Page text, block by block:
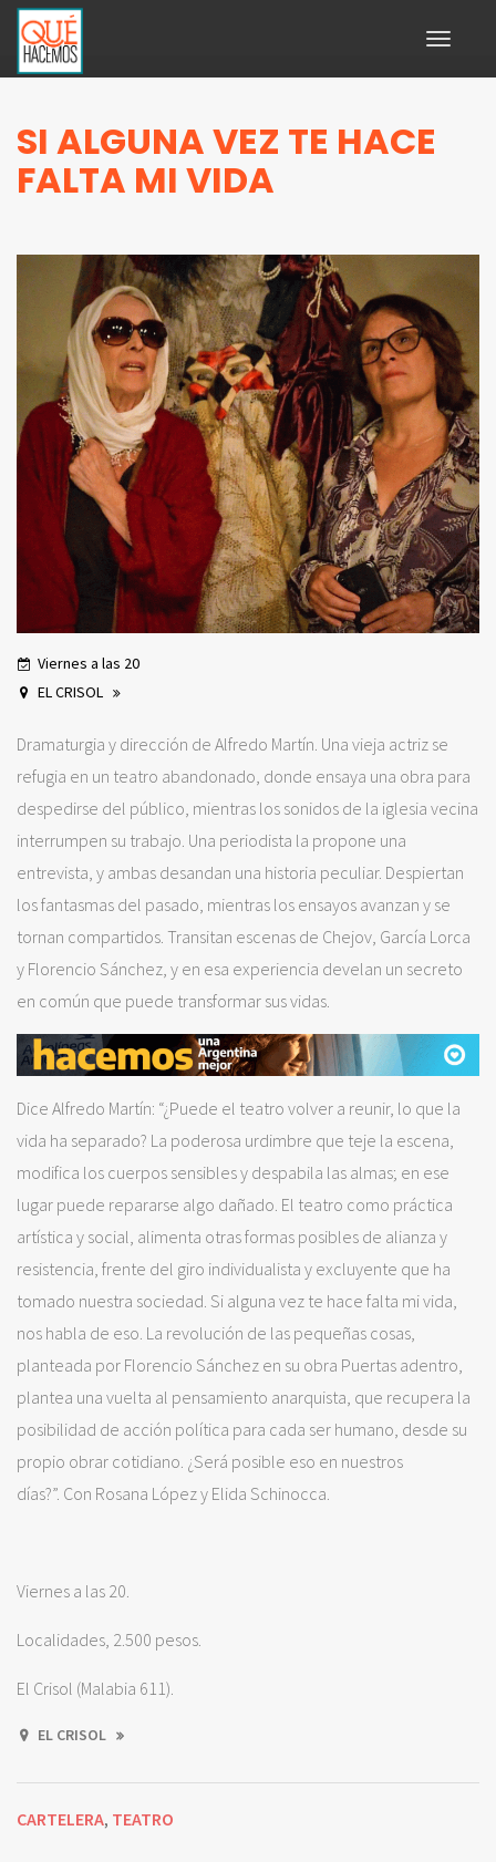
Toggle
SI ALGUNA VEZ TE HACE
FALTA MI VIDA
Viernes a las 20
EL CRISOL
Dramaturgia y dirección de Alfredo Martín. Una vieja actriz se
refugia en un teatro abandonado, donde ensaya una obra para
despedirse del público, mientras los sonidos de la iglesia vecina
interrumpen su trabajo. Una periodista la propone una
entrevista, y ambas desandan una historia peculiar. Despiertan
los fantasmas del pasado, mientras los ensayos avanzan y se
tornan compartidos. Transitan escenas de Chejov, García Lorca
y Florencio Sánchez, y en esa experiencia develan un secreto
en común que puede transformar sus vidas.
Dice Alfredo Martín: “¿Puede el teatro volver a reunir, lo que la
vida ha separado? La poderosa urdimbre que teje la escena,
modifica los cuerpos sensibles y despabila las almas; en ese
lugar puede repararse algo dañado. El teatro como práctica
artística y social, alimenta otras formas posibles de alianza y
resistencia, frente del giro individualista y excluyente que ha
tomado nuestra sociedad. Si alguna vez te hace falta mi vida,
nos habla de eso. La revolución de las pequeñas cosas,
planteada por Florencio Sánchez en su obra Puertas adentro,
plantea una vuelta al pensamiento anarquista, que recupera la
posibilidad de acción política para cada ser humano, desde su
propio obrar cotidiano. ¿Será posible eso en nuestros
días?”. Con Rosana López y Elida Schinocca.
Viernes a las 20.
Localidades, 2.500 pesos.
El Crisol (Malabia 611).
EL CRISOL
CARTELERA, TEATRO